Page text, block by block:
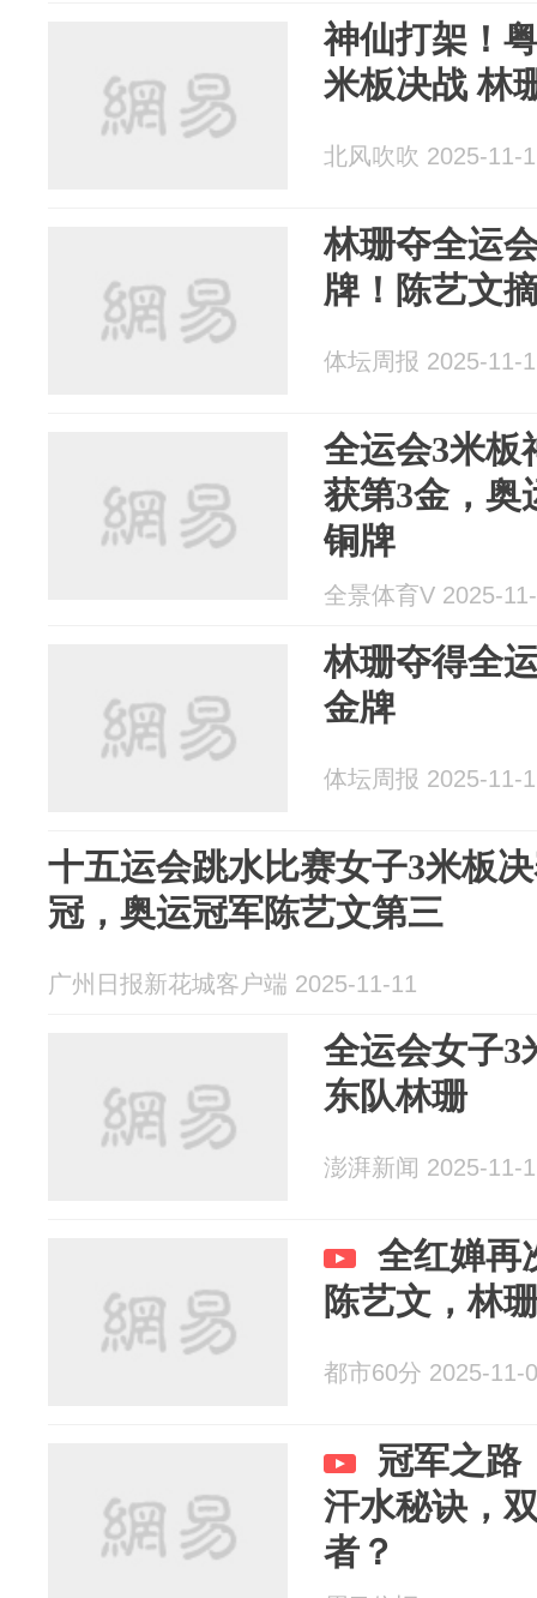
神仙打架！
米板决战 林
北风吹吹 2025-11-
林珊夺全运
牌！陈艺文
体坛周报 2025-11-
全运会3米板
获第3金，奥
铜牌
全景体育V 2025-
林珊夺得全
金牌
体坛周报 2025-11-
十五运会跳水比赛女子3米板
冠，奥运冠军陈艺文第三
广州日报新花城客户端 2025-11-11
全运会女子3
东队林珊
澎湃新闻 2025-11-
全红婵再
陈艺文，林
都市60分 2025-11-
冠军之路
汗水秘诀，
者？